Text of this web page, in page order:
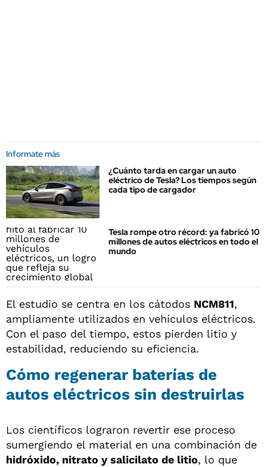
Informate más
¿Cuánto tarda en cargar un auto
eléctrico de Tesla? Los tiempos según
cada tipo de cargador
Tesla rompe otro récord: ya fabricó 10
millones de autos eléctricos en todo el
mundo
El estudio se centra en los cátodos NCM811,
ampliamente utilizados en vehículos eléctricos.
Con el paso del tiempo, estos pierden litio y
estabilidad, reduciendo su eficiencia.
Cómo regenerar baterías de
autos eléctricos sin destruirlas
Los científicos lograron revertir ese proceso
sumergiendo el material en una combinación de
hidróxido, nitrato y salicilato de litio, lo que